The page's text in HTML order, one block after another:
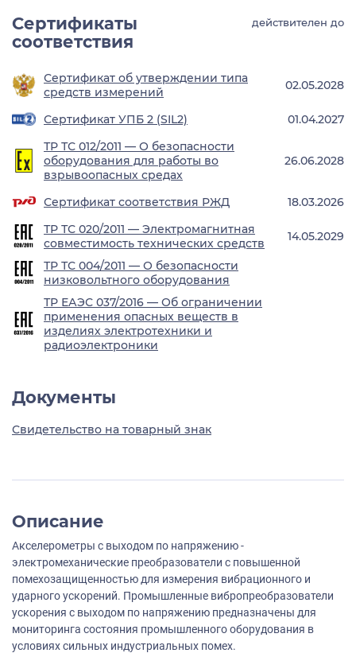
Сертификаты
соответствия
действителен до
Сертификат об утверждении типа
средств измерений
02.05.2028
Сертификат УПБ 2 (SIL2)
01.04.2027
ТР ТС 012/2011 — О безопасности
оборудования для работы во
взрывоопасных средах
26.06.2028
Сертификат соответствия РЖД
18.03.2026
ТР ТС 020/2011 — Электромагнитная
совместимость технических средств
14.05.2029
ТР ТС 004/2011 — О безопасности
низковольтного оборудования
ТР ЕАЭС 037/2016 — Об ограничении
применения опасных веществ в
изделиях электротехники и
радиоэлектроники
Документы
Свидетельство на товарный знак
Описание
Акселерометры с выходом по напряжению -
электромеханические преобразователи с повышенной
помехозащищенностью для измерения вибрационного и
ударного ускорений. Промышленные вибропреобразователи
ускорения с выходом по напряжению предназначены для
мониторинга состояния промышленного оборудования в
условиях сильных индустриальных помех.